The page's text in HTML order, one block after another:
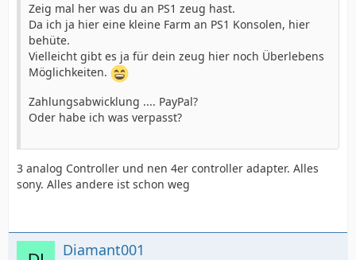
Zeig mal her was du an PS1 zeug hast.
Da ich ja hier eine kleine Farm an PS1 Konsolen, hier
behüte.
Vielleicht gibt es ja für dein zeug hier noch Überlebens
Möglichkeiten.
Zahlungsabwicklung .... PayPal?
Oder habe ich was verpasst?
3 analog Controller und nen 4er controller adapter. Alles
sony. Alles andere ist schon weg
Diamant001